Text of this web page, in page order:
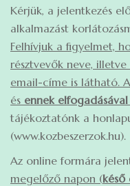
Kérjük, a jelentkezés
alkalmazást
Felhívjuk a figyelmet,
résztvevők neve,
email-címe is látható.
és ennek elfogadásával
tájékoztatónk a
(www.kozbeszerzok.hu).
Az online formára
megelőző napon (késő